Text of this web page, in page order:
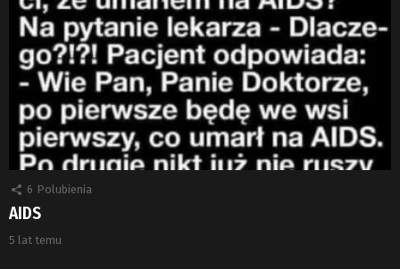
6 Polubienia
AIDS
5 lat temu